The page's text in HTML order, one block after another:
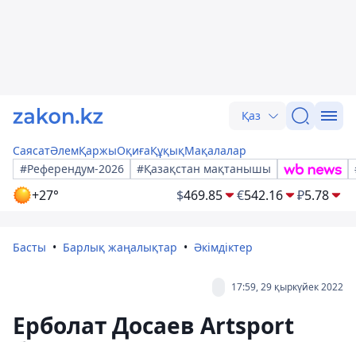
Қаз
СаясатӘлемҚаржыОқиғаҚұқықМақалалар
#Референдум-2026
#Қазақстан мақтанышы
+27° $469.85 €542.16 ₽5.78
Басты Барлық жаңалықтар Әкімдіктер
17:59, 29 қыркүйек 2022
Ерболат Досаев Artsport